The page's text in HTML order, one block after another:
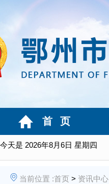
今天是 2026年8月6日 星期四
首 页
当前位置 :首页 > 资讯中心